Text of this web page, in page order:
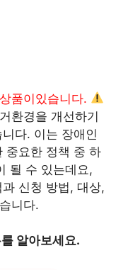
품이있습니다.
환경을 개선하기
다. 이는 장애인
중요한 정책 중 하
될 수 있는데요,
신청 방법, 대상,
니다.
알아보세요.